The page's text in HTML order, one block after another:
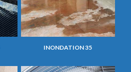
INONDATION 35